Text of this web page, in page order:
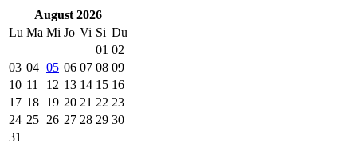
August 2026
Lu Ma Mi Jo Vi Si Du
01 02
03 04 05 06 07 08 09
10 11 12 13 14 15 16
17 18 19 20 21 22 23
24 25 26 27 28 29 30
31